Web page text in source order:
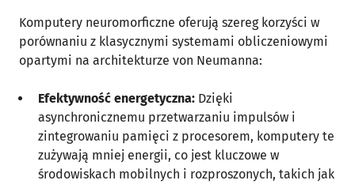
Komputery neuromorficzne oferują szereg korzyści w
porównaniu z klasycznymi systemami obliczeniowymi
opartymi na architekturze von Neumanna:
Efektywność energetyczna: Dzięki
asynchronicznemu przetwarzaniu impulsów i
zintegrowaniu pamięci z procesorem, komputery te
zużywają mniej energii, co jest kluczowe w
środowiskach mobilnych i rozproszonych, takich jak